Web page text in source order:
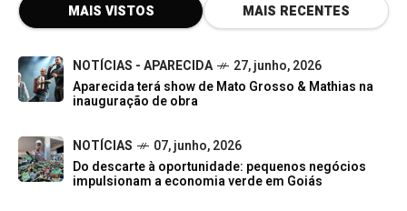
MAIS VISTOS MAIS RECENTES
NOTÍCIAS - APARECIDA
27, junho, 2026
Aparecida terá show de Mato Grosso & Mathias na
inauguração de obra
NOTÍCIAS
07, junho, 2026
Do descarte à oportunidade: pequenos negócios
impulsionam a economia verde em Goiás